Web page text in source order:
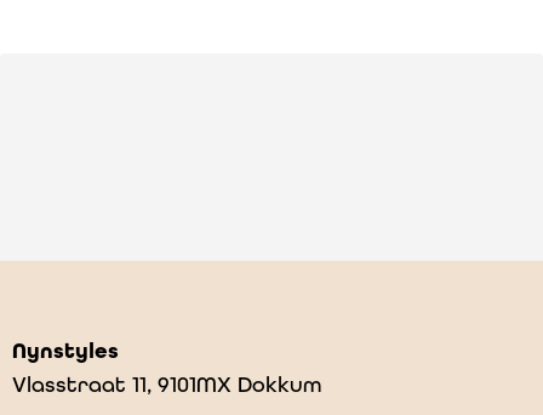
Nynstyles
Vlasstraat 11, 9101MX Dokkum